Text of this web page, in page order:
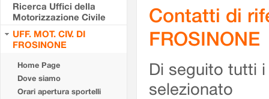
Ricerca Uffici della
Motorizzazione Civile
UFF. MOT. CIV. DI
FROSINONE
Home Page
Dove siamo
Orari apertura sportelli
Contatti di
FROSINONE
Di seguito tutti
selezionato